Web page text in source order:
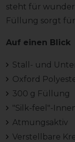
steht für
Füllung sorgt
Auf einen Blick
Stall- und
Oxford
300 g Füllung
"Silk-feel"-
Atmungsaktiv
Verstellbare